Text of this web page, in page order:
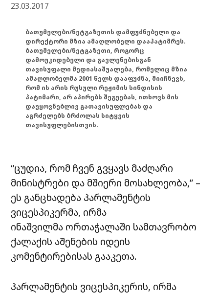
23.03.2017
ბათუმელები/ნეტგაზეთის დამფუძნებელი და
დირექტორი მზია ამაღლობელი დააპატიმრეს.
ბათუმელები/ნეტგაზეთი, როგორც
დამოუკიდებელი და გავლენებისგან
თავისუფალი მედიასაშუალება, რომელიც მზია
ამაღლობელმა 2001 წელს დააფუძნა, მიიჩნევს,
რომ ის არის რუსული რეჟიმის სინდისის
პატიმარი, არ აპირებს შეგუებას, ითხოვს მის
დაუყოვნებლივ გათავისუფლებას და
აგრძელებს ბრძოლას სიტყვის
თავისუფლებისთვის.
“ცუდია, რომ ჩვენ გვყავს მაძღარი
მინისტრები და მშიერი მოსახლეობა,” –
ეს განცხადება პარლამენტის
ვიცესპიკერმა, ირმა
ინაშვილმა ორთაჭალაში სამთავრობო
ქალაქის აშენების იდეის
კომენტირებისას გააკეთა.
პარლამენტის ვიცესპიკერის, ირმა